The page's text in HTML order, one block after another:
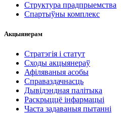
Структура прадпрыемства
Спартыўны комплекс
Акцыянерам
Стратэгія і статут
Сходы акцыянераў
Афіляваныя асобы
Справаздачнасць
Дывідэндная палітыка
Раскрыццё інфармацыі
Часта задаваныя пытанні